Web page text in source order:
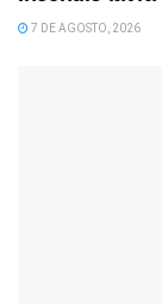
7 DE AGOSTO, 2026